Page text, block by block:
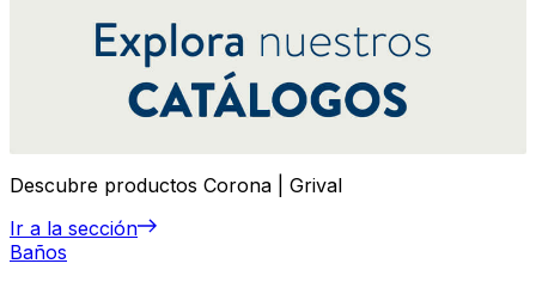
Descubre productos Corona | Grival
Ir a la sección
Baños